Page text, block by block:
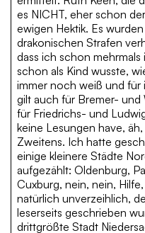
es NICHT, eher schon
ewigen Hektik. Es
drakonischen Strafen
dass ich schon
schon als Kind wusste,
immer noch weiß und für
gilt auch für Bremer-
für Friedrichs- und
keine Lesungen have,
Zweitens. Ich hatte
einige kleinere Städte
aufgezählt: Oldenburg,
Cuxburg, nein, nein,
natürlich unverzeihlich,
leserseits geschrieben
drittgrößte Stadt